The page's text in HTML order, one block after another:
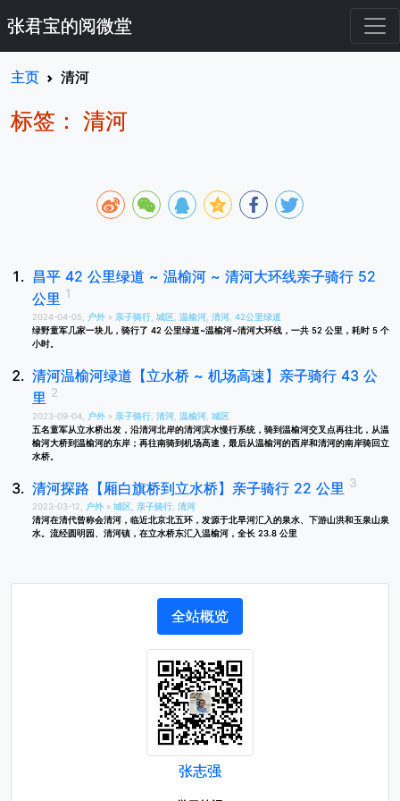
张君宝的阅微堂
主页 清河
标签： 清河
昌平 42 公里绿道 ~ 温榆河 ~ 清河大环线亲子骑行 52
公里
2024-04-05, 户外 » 亲子骑行 城区 温榆河 清河 42公里绿道
绿野童军几家一块儿，骑行了 42 公里绿道~温榆河~清河大环线，一共 52 公里，耗时 5 个
小时。
清河温榆河绿道【立水桥 ~ 机场高速】亲子骑行 43 公
里
2023-09-04, 户外 » 亲子骑行 清河 温榆河 城区
五名童军从立水桥出发，沿清河北岸的清河滨水慢行系统，骑到温榆河交叉点再往北，从温
榆河大桥到温榆河的东岸；再往南骑到机场高速，最后从温榆河的西岸和清河的南岸骑回立
水桥。
清河探路【厢白旗桥到立水桥】亲子骑行 22 公里
2023-03-12, 户外 » 城区 亲子骑行 清河
清河在清代曾称会清河，临近北京北五环，发源于北旱河汇入的泉水、下游山洪和玉泉山泉
水。流经圆明园、清河镇，在立水桥东汇入温榆河，全长 23.8 公里
全站概览
张志强